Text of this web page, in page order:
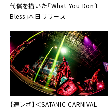
代償を描いた「What You Don’t
Bless」本日リリース
【速レポ】＜SATANIC CARNIVAL